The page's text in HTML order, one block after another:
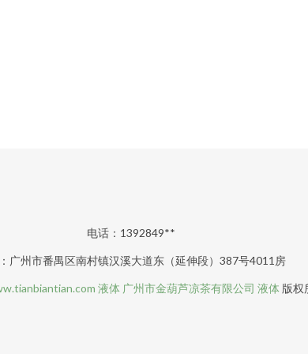
电话：1392849**
广州市番禺区南村镇汉溪大道东（延伸段）387号4011房
液体 广州市金葫芦凉茶有限公司 液体版权